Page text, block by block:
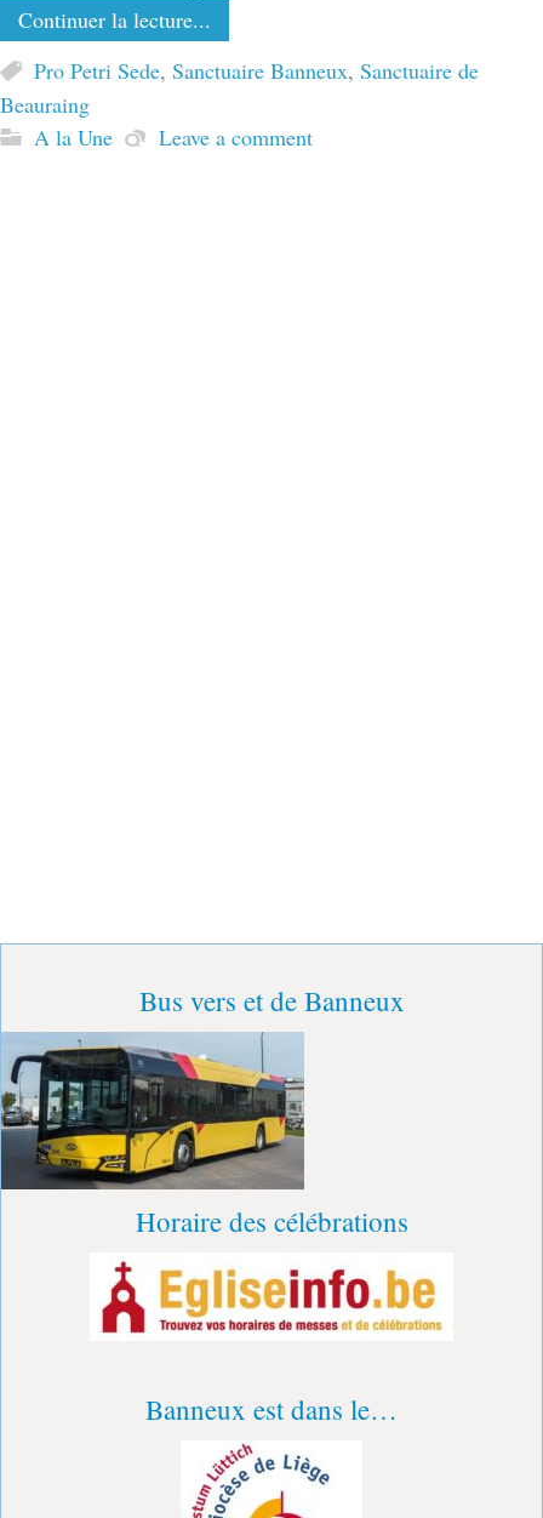
Continuer la lecture...
Pro Petri Sede, Sanctuaire Banneux, Sanctuaire de
Beauraing
A la Une
Leave a comment
Bus vers et de Banneux
Horaire des célébrations
Banneux est dans le…